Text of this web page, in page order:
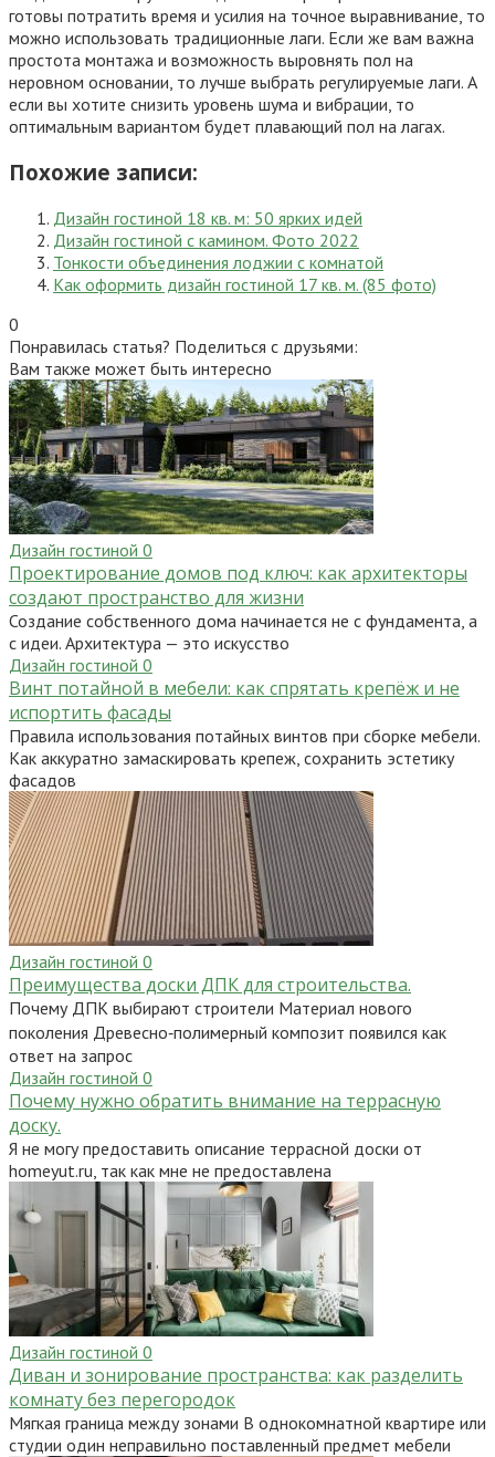
готовы потратить время и усилия на точное выравнивание, то
можно использовать традиционные лаги. Если же вам важна
простота монтажа и возможность выровнять пол на
неровном основании, то лучше выбрать регулируемые лаги. А
если вы хотите снизить уровень шума и вибрации, то
оптимальным вариантом будет плавающий пол на лагах.
Похожие записи:
Дизайн гостиной 18 кв. м: 50 ярких идей
Дизайн гостиной с камином. Фото 2022
Тонкости объединения лоджии с комнатой
Как оформить дизайн гостиной 17 кв. м. (85 фото)
0
Понравилась статья? Поделиться с друзьями:
Вам также может быть интересно
Дизайн гостиной 0
Проектирование домов под ключ: как архитекторы
создают пространство для жизни
Создание собственного дома начинается не с фундамента, а
с идеи. Архитектура — это искусство
Дизайн гостиной 0
Винт потайной в мебели: как спрятать крепёж и не
испортить фасады
Правила использования потайных винтов при сборке мебели.
Как аккуратно замаскировать крепеж, сохранить эстетику
фасадов
Дизайн гостиной 0
Преимущества доски ДПК для строительства.
Почему ДПК выбирают строители Материал нового
поколения Древесно‑полимерный композит появился как
ответ на запрос
Дизайн гостиной 0
Почему нужно обратить внимание на террасную
доску.
Я не могу предоставить описание террасной доски от
homeyut.ru, так как мне не предоставлена
Дизайн гостиной 0
Диван и зонирование пространства: как разделить
комнату без перегородок
Мягкая граница между зонами В однокомнатной квартире или
студии один неправильно поставленный предмет мебели